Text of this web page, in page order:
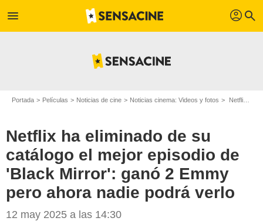
menu profil search
Portada Películas Noticias de cine Noticias cinema: Videos y fotos Netflix ha eliminado de su catálogo el mejor episodio de 'Black Mirror': ganó 2 Emmy pero ahora nadie podrá verlo
Netflix ha eliminado de su
catálogo el mejor episodio de
'Black Mirror': ganó 2 Emmy
pero ahora nadie podrá verlo
12 may 2025 a las 14:30